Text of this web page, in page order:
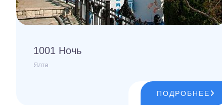
1001 Ночь
Ялта
ПОДРОБНЕЕ